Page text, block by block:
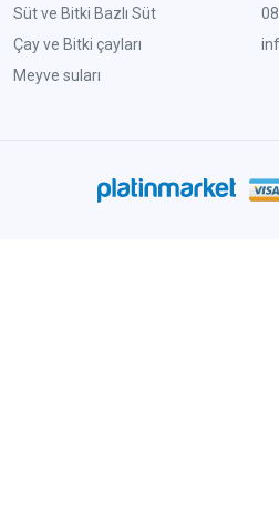
Süt ve Bitki Bazlı Süt
Çay ve Bitki çayları
Meyve suları